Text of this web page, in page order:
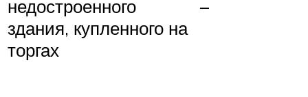
недостроенного
здания, купленного на
торгах
–